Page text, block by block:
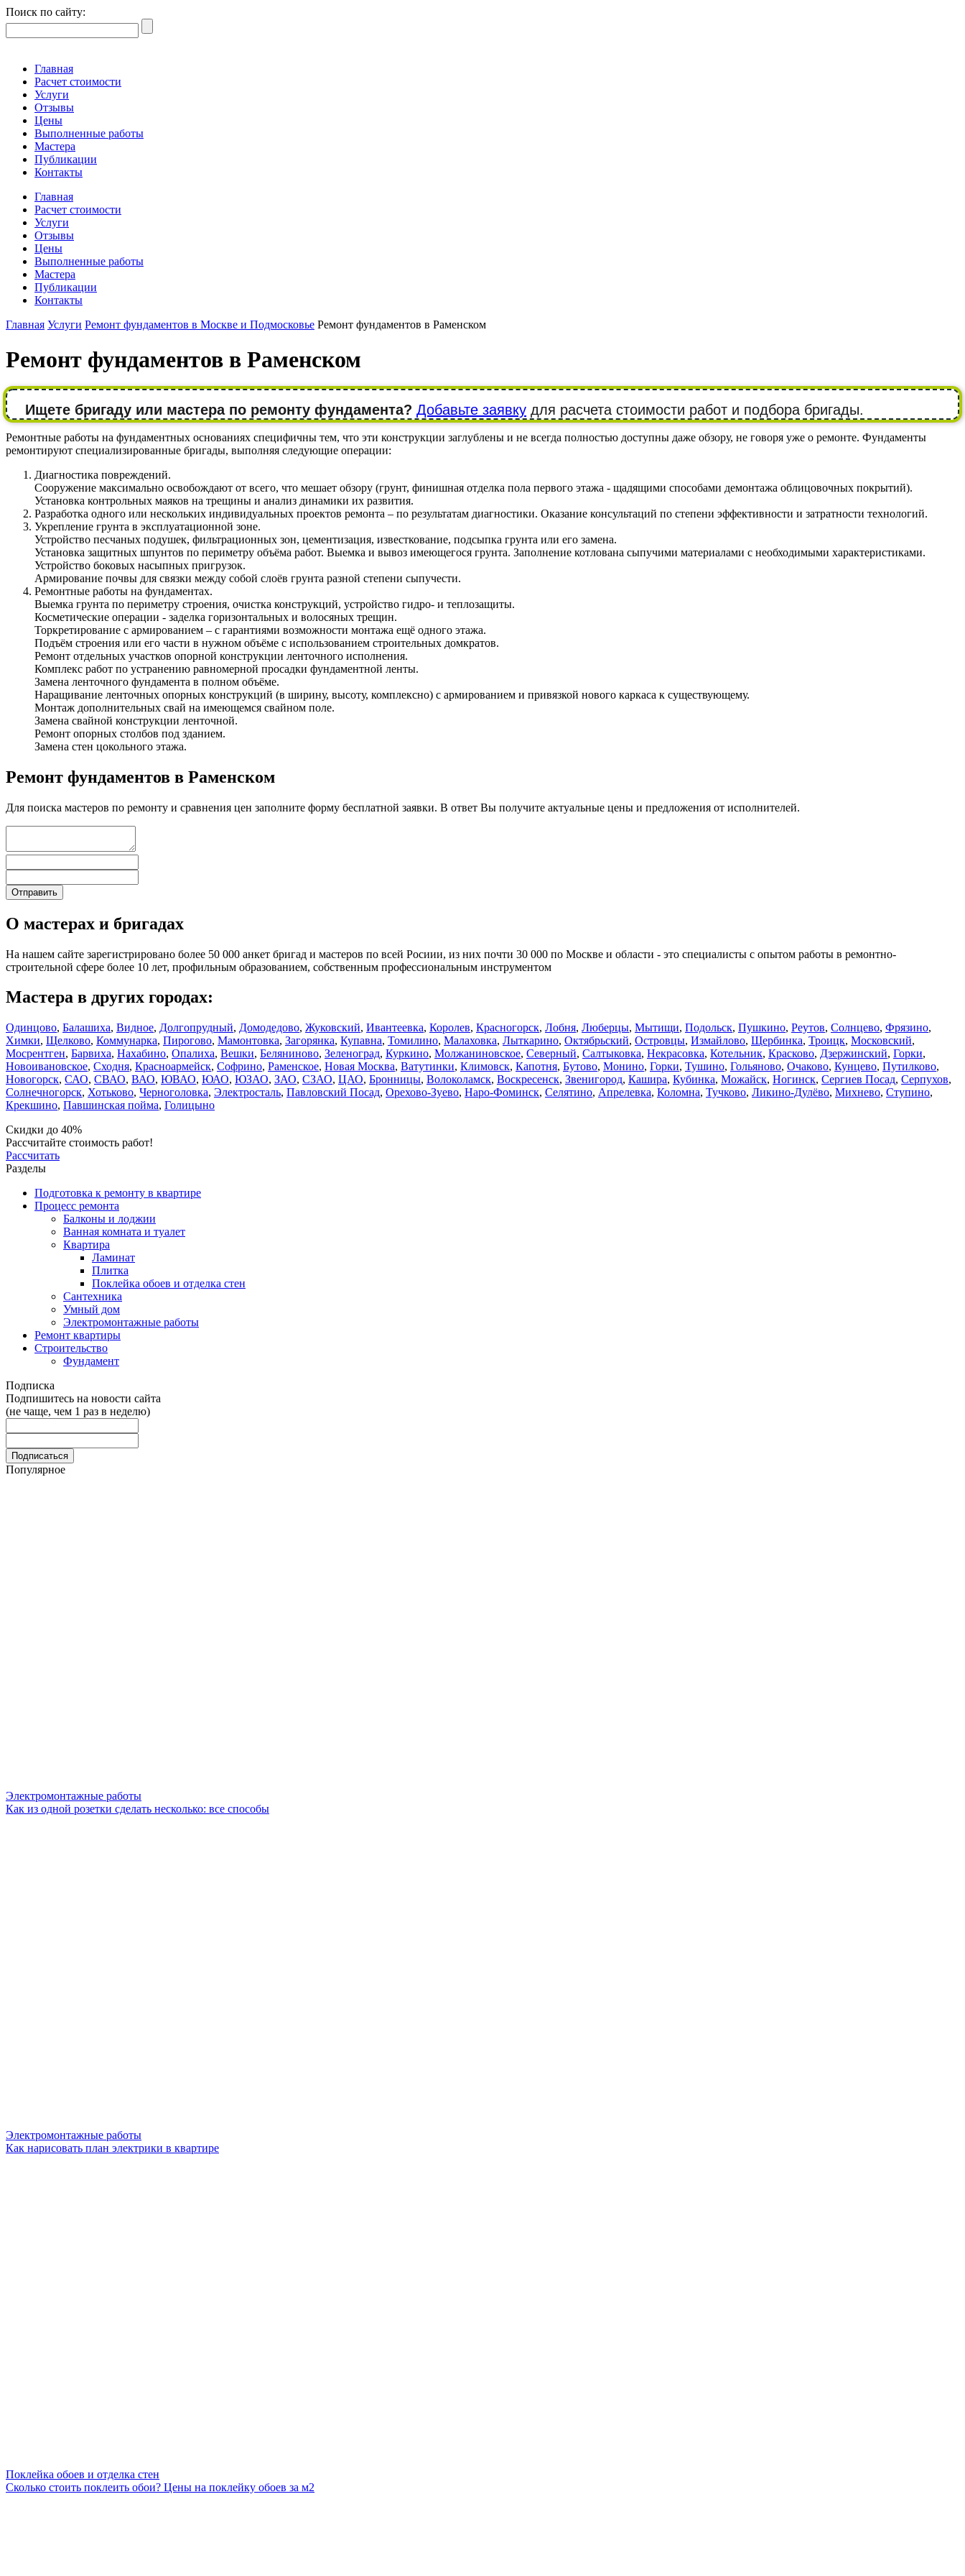
Поиск по сайту:
Главная
Расчет стоимости
Услуги
Отзывы
Цены
Выполненные работы
Мастера
Публикации
Контакты
Главная
Расчет стоимости
Услуги
Отзывы
Цены
Выполненные работы
Мастера
Публикации
Контакты
Главная Услуги Ремонт фундаментов в Москве и Подмосковье Ремонт фундаментов в Раменском
Ремонт фундаментов в Раменском
Ищете бригаду или мастера по ремонту фундамента? Добавьте заявку для расчета стоимости работ и подбора бригады.
Ремонтные работы на фундаментных основаниях специфичны тем, что эти конструкции заглублены и не всегда полностью доступны даже обзору, не говоря уже о ремонте. Фундаменты
ремонтируют специализированные бригады, выполняя следующие операции:
Диагностика повреждений.
Сооружение максимально освобождают от всего, что мешает обзору (грунт, финишная отделка пола первого этажа - щадящими способами демонтажа облицовочных покрытий).
Установка контрольных маяков на трещины и анализ динамики их развития.
Разработка одного или нескольких индивидуальных проектов ремонта – по результатам диагностики. Оказание консультаций по степени эффективности и затратности технологий.
Укрепление грунта в эксплуатационной зоне.
Устройство песчаных подушек, фильтрационных зон, цементизация, известкование, подсыпка грунта или его замена.
Установка защитных шпунтов по периметру объёма работ. Выемка и вывоз имеющегося грунта. Заполнение котлована сыпучими материалами с необходимыми характеристиками.
Устройство боковых насыпных пригрузок.
Армирование почвы для связки между собой слоёв грунта разной степени сыпучести.
Ремонтные работы на фундаментах.
Выемка грунта по периметру строения, очистка конструкций, устройство гидро- и теплозащиты.
Косметические операции - заделка горизонтальных и волосяных трещин.
Торкретирование с армированием – с гарантиями возможности монтажа ещё одного этажа.
Подъём строения или его части в нужном объёме с использованием строительных домкратов.
Ремонт отдельных участков опорной конструкции ленточного исполнения.
Комплекс работ по устранению равномерной просадки фундаментной ленты.
Замена ленточного фундамента в полном объёме.
Наращивание ленточных опорных конструкций (в ширину, высоту, комплексно) с армированием и привязкой нового каркаса к существующему.
Монтаж дополнительных свай на имеющемся свайном поле.
Замена свайной конструкции ленточной.
Ремонт опорных столбов под зданием.
Замена стен цокольного этажа.
Ремонт фундаментов в Раменском
Для поиска мастеров по ремонту и сравнения цен заполните форму бесплатной заявки. В ответ Вы получите актуальные цены и предложения от исполнителей.
О мастерах и бригадах
На нашем сайте зарегистрировано более 50 000 анкет бригад и мастеров по всей Росиии, из них почти 30 000 по Москве и области - это специалисты с опытом работы в ремонтно-
строительной сфере более 10 лет, профильным образованием, собственным профессиональным инструментом
Мастера в других городах:
Одинцово, Балашиха, Видное, Долгопрудный, Домодедово, Жуковский, Ивантеевка, Королев, Красногорск, Лобня, Люберцы, Мытищи, Подольск, Пушкино, Реутов, Солнцево, Фрязино,
Химки, Щелково, Коммунарка, Пирогово, Мамонтовка, Загорянка, Купавна, Томилино, Малаховка, Лыткарино, Октябрьский, Островцы, Измайлово, Щербинка, Троицк, Московский,
Мосрентген, Барвиха, Нахабино, Опалиха, Вешки, Беляниново, Зеленоград, Куркино, Молжаниновское, Северный, Салтыковка, Некрасовка, Котельник, Красково, Дзержинский, Горки,
Новоивановское, Сходня, Красноармейск, Софрино, Раменское, Новая Москва, Ватутинки, Климовск, Капотня, Бутово, Монино, Горки, Тушино, Гольяново, Очаково, Кунцево, Путилково,
Новогорск, САО, СВАО, ВАО, ЮВАО, ЮАО, ЮЗАО, ЗАО, СЗАО, ЦАО, Бронницы, Волоколамск, Воскресенск, Звенигород, Кашира, Кубинка, Можайск, Ногинск, Сергиев Посад, Серпухов,
Солнечногорск, Хотьково, Черноголовка, Электросталь, Павловский Посад, Орехово-Зуево, Наро-Фоминск, Селятино, Апрелевка, Коломна, Тучково, Ликино-Дулёво, Михнево, Ступино,
Крекшино, Павшинская пойма, Голицыно
Скидки до 40%
Рассчитайте стоимость работ!
Рассчитать
Разделы
Подготовка к ремонту в квартире
Процесс ремонта
Балконы и лоджии
Ванная комната и туалет
Квартира
Ламинат
Плитка
Поклейка обоев и отделка стен
Сантехника
Умный дом
Электромонтажные работы
Ремонт квартиры
Строительство
Фундамент
Подписка
Подпишитесь на новости сайта
(не чаще, чем 1 раз в неделю)
Популярное
Электромонтажные работы
Как из одной розетки сделать несколько: все способы
Электромонтажные работы
Как нарисовать план электрики в квартире
Поклейка обоев и отделка стен
Сколько стоить поклеить обои? Цены на поклейку обоев за м2